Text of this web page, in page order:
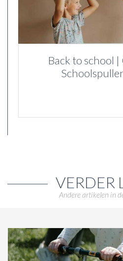
Back to school
VERDER
Andere artikelen in